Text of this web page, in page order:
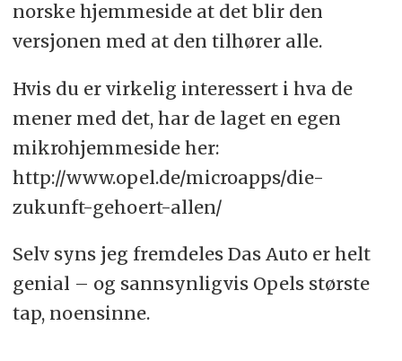
norske hjemmeside at det blir den
versjonen med at den tilhører alle.
Hvis du er virkelig interessert i hva de
mener med det, har de laget en egen
mikrohjemmeside her:
http://www.opel.de/microapps/die-
zukunft-gehoert-allen/
Selv syns jeg fremdeles Das Auto er helt
genial – og sannsynligvis Opels største
tap, noensinne.